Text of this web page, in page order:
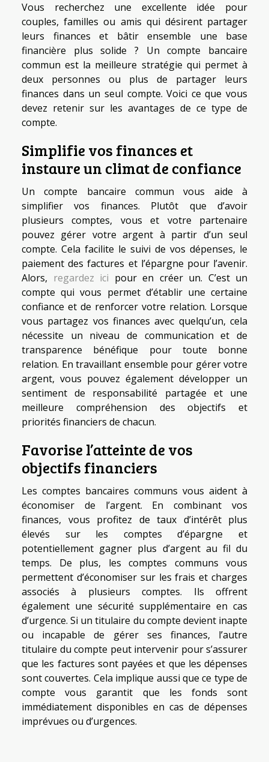
Vous recherchez une excellente idée pour
couples, familles ou amis qui désirent partager
leurs finances et bâtir ensemble une base
financière plus solide ? Un compte bancaire
commun est la meilleure stratégie qui permet à
deux personnes ou plus de partager leurs
finances dans un seul compte. Voici ce que vous
devez retenir sur les avantages de ce type de
compte.
Simplifie vos finances et
instaure un climat de confiance
Un compte bancaire commun vous aide à
simplifier vos finances. Plutôt que d’avoir
plusieurs comptes, vous et votre partenaire
pouvez gérer votre argent à partir d’un seul
compte. Cela facilite le suivi de vos dépenses, le
paiement des factures et l’épargne pour l’avenir.
Alors, regardez ici pour en créer un. C’est un
compte qui vous permet d’établir une certaine
confiance et de renforcer votre relation. Lorsque
vous partagez vos finances avec quelqu’un, cela
nécessite un niveau de communication et de
transparence bénéfique pour toute bonne
relation. En travaillant ensemble pour gérer votre
argent, vous pouvez également développer un
sentiment de responsabilité partagée et une
meilleure compréhension des objectifs et
priorités financiers de chacun.
Favorise l’atteinte de vos
objectifs financiers
Les comptes bancaires communs vous aident à
économiser de l’argent. En combinant vos
finances, vous profitez de taux d’intérêt plus
élevés sur les comptes d’épargne et
potentiellement gagner plus d’argent au fil du
temps. De plus, les comptes communs vous
permettent d’économiser sur les frais et charges
associés à plusieurs comptes. Ils offrent
également une sécurité supplémentaire en cas
d’urgence. Si un titulaire du compte devient inapte
ou incapable de gérer ses finances, l’autre
titulaire du compte peut intervenir pour s’assurer
que les factures sont payées et que les dépenses
sont couvertes. Cela implique aussi que ce type de
compte vous garantit que les fonds sont
immédiatement disponibles en cas de dépenses
imprévues ou d’urgences.